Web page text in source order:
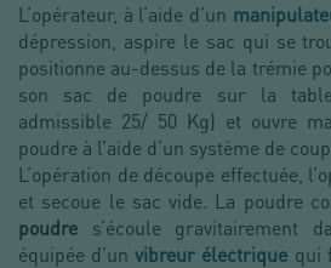
L’opérateur, à l’aide d’un
dépression, aspire le sac qui se
positionne au-dessus de la trémie
son sac de poudre sur la
admissible 25/ 50 Kg) et ouvre
poudre à l’aide d’un système de
L’opération de découpe effectuée,
et secoue le sac vide. La poudre
poudre s’écoule gravitairement
équipée d’unvibreur électrique qui